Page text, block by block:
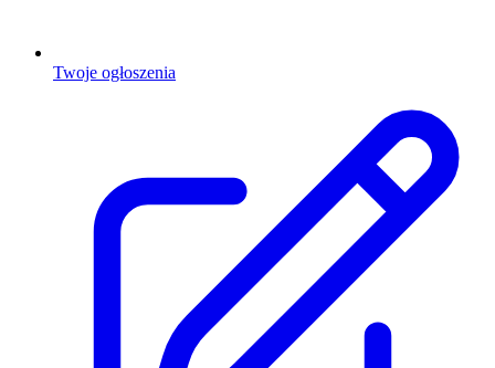
Twoje ogłoszenia